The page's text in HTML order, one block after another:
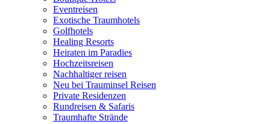
Eventreisen
Exotische Traumhotels
Golfhotels
Healing Resorts
Heiraten im Paradies
Hochzeitsreisen
Nachhaltiger reisen
Neu bei Trauminsel Reisen
Private Residenzen
Rundreisen & Safaris
Traumhafte Strände